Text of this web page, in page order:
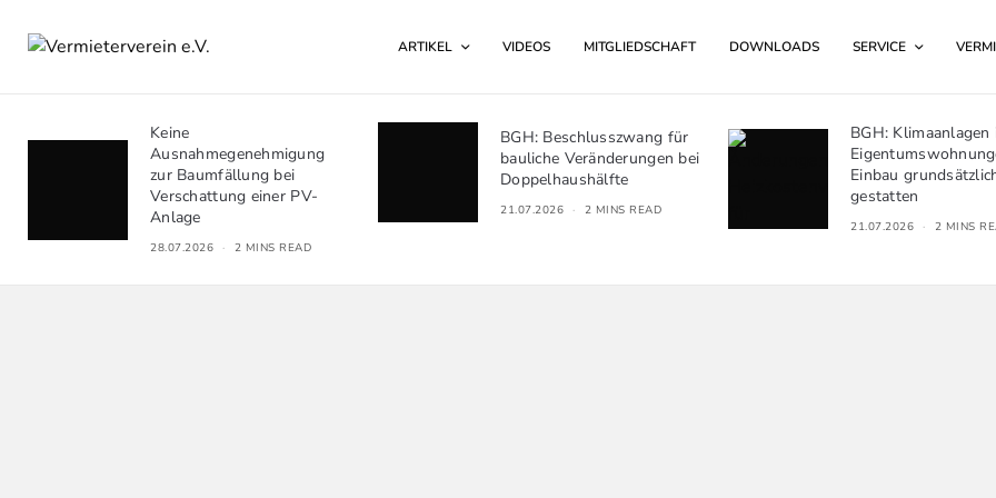
ARTIKEL VIDEOS MITGLIEDSCHAFT DOWNLOADS SERVICE
Ausnahmegenehmigung
zur Baumfällung bei
Verschattung einer PV-
2 MINS READ
BGH: Beschlusszwang für
bauliche Veränderungen bei
Doppelhaushälfte
2 MINS READ
BGH: Klimaanlagen in
Eigentumswohnungen –
Einbau grundsätzlich zu
21.07.2026 2 MINS READ